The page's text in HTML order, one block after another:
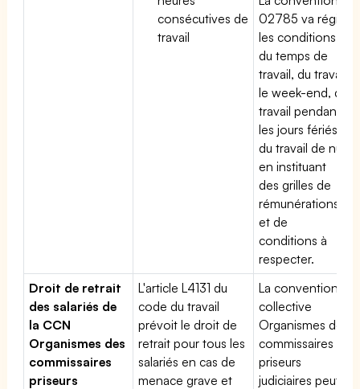
consécutives de
travail
02785 va régir
les conditions
du temps de
travail, du travail
le week-end, du
travail pendant
les jours fériés,
du travail de nuit
en instituant
des grilles de
rémunérations
et de
conditions à
respecter.
Droit de retrait
des salariés de
la CCN
Organismes des
commissaires
priseurs
L'article L4131 du
code du travail
prévoit le droit de
retrait pour tous les
salariés en cas de
menace grave et
La convention
collective
Organismes des
commissaires
priseurs
judiciaires peut